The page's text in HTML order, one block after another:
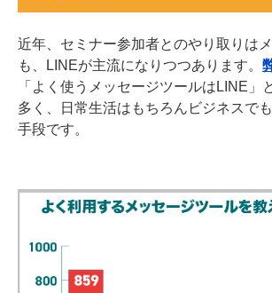
近年、セミナー参加者とのやり取りは
も、LINEが主流になりつつあります。
「よく使うメッセージツールはLINE」
多く、日常生活はもちろんビジネスで
手段です。